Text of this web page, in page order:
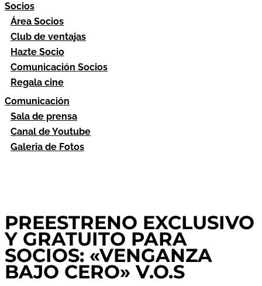
Socios
Área Socios
Club de ventajas
Hazte Socio
Comunicación Socios
Regala cine
Comunicación
Sala de prensa
Canal de Youtube
Galeria de Fotos
PREESTRENO EXCLUSIVO
Y GRATUITO PARA
SOCIOS: «VENGANZA
BAJO CERO» V.O.S